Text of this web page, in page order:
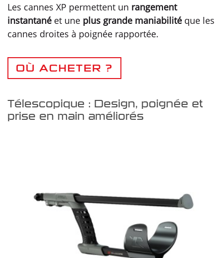
Les cannes XP permettent un rangement
instantané et une plus grande maniabilité que les
cannes droites à poignée rapportée.
OÙ ACHETER ?
Télescopique : Design, poignée et
prise en main améliorés